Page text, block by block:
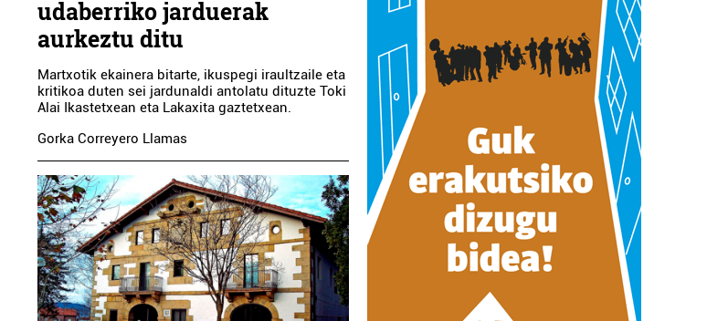
udaberriko jarduerak
aurkeztu ditu
Martxotik ekainera bitarte, ikuspegi iraultzaile eta
kritikoa duten sei jardunaldi antolatu dituzte Toki
Alai Ikastetxean eta Lakaxita gaztetxean.
Gorka Correyero Llamas